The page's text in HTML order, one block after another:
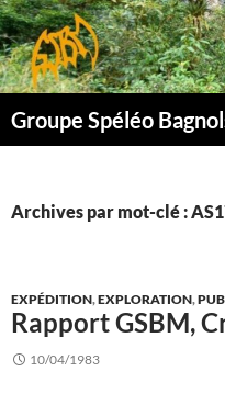
Aller
au
contenu
Groupe Spéléo
Archives par mot-clé :
EXPÉDITION,EXPLORATION,
Rapport GSBM,
10/04/1983